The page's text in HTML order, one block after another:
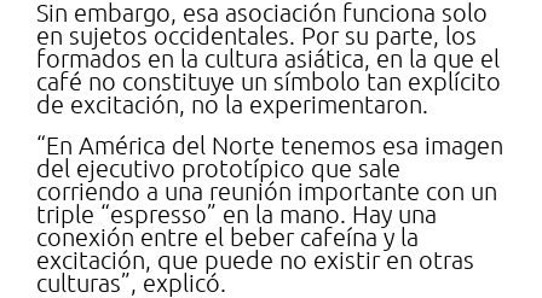
Sin embargo, esa asociación funciona solo
en sujetos occidentales. Por su parte, los
formados en la cultura asiática, en la que el
café no constituye un símbolo tan explícito
de excitación, no la experimentaron.
“En América del Norte tenemos esa imagen
del ejecutivo prototípico que sale
corriendo a una reunión importante con un
triple “espresso” en la mano. Hay una
conexión entre el beber cafeína y la
excitación, que puede no existir en otras
culturas”, explicó.